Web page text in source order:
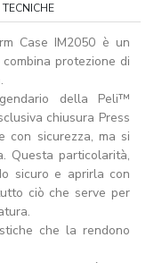
TECNICHE
Case IM2050 è un
protezione di
della Peli™
chiusura Press
con sicurezza, ma si
Questa particolarità,
sicuro e aprirla con
ciò che serve per
che la rendono